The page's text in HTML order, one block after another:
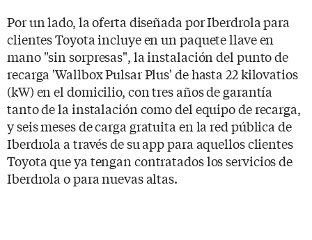
Por un lado, la oferta diseñada por Iberdrola para
clientes Toyota incluye en un paquete llave en
mano "sin sorpresas", la instalación del punto de
recarga 'Wallbox Pulsar Plus' de hasta 22 kilovatios
(kW) en el domicilio, con tres años de garantía
tanto de la instalación como del equipo de recarga,
y seis meses de carga gratuita en la red pública de
Iberdrola a través de su app para aquellos clientes
Toyota que ya tengan contratados los servicios de
Iberdrola o para nuevas altas.